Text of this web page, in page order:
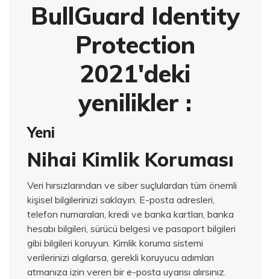
BullGuard Identity
Protection
2021'deki
yenilikler :
Yeni
Nihai Kimlik Koruması
Veri hırsızlarından ve siber suçlulardan tüm önemli
kişisel bilgilerinizi saklayın. E-posta adresleri,
telefon numaraları, kredi ve banka kartları, banka
hesabı bilgileri, sürücü belgesi ve pasaport bilgileri
gibi bilgileri koruyun. Kimlik koruma sistemi
verilerinizi algılarsa, gerekli koruyucu adımları
atmanıza izin veren bir e-posta uyarısı alırsınız.